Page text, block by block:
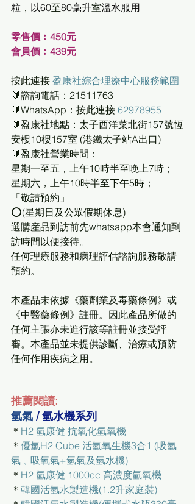
粒 ， 以60至80毫升室溫水服用
零售價︰450元
會員價︰439元
按此連接 盈康社綜合理療中心服務範圍
🔰諮詢電話：21511763
🔰WhatsApp：按此連接 62978955
🔰盈康社地點：太子西洋菜北街157號恆
安樓10樓157室 (港鐵太子站A出口)
🔰盈康社營業時間：
星期一至五，上午10時半至晚上7時；
星期六，上午10時半至下午5時；
「敬請預約」
⭕(星期日及公眾假期休息)
選購産品到訪前先whatsapp本會通知到
訪時間以便接待。
任何理療服務和病理評估諮詢服務敬請
預約。
本產品未依據《藥劑業及毒藥條例》或
《中醫藥條例》註冊。因此產品所做的
任何主張亦未進行該等註冊並接受評
審。本產品並未提供診斷、治療或預防
任何作用疾病之用。
推薦閱讀:
氫氣 / 氫水機系列
＊ H2 氫康健 抗氧化氫氧機
＊ 優氫H2 Cube 活氫氧生機3合1 (吸氫
氣﹑吸氧氣+氫氣及氫水機)
＊ H2 氫康健 1000cc 高濃度氫氧機
＊ 韓國活氫水製造機(1.2升家庭裝)